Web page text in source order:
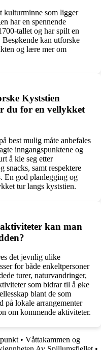
kulturminne som ligger
har en spennende
tallet og har spilt en
kan utforske
og lære mer om
Kyststien
du for en vellykket
best mulig måte anbefales
inngangspunktene og
å kle seg etter
samt respektere
En god planlegging og
tur langs kyststien.
kan man
det jevnlig ulike
for både enkeltpersoner
turer, naturvandringer,
som bidrar til å øke
blant de som
på lokale arrangementer
om kommende aktiviteter.
• Våttakammen og